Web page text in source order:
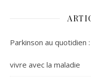
Parkinson au quotidien
vivre avec la maladie